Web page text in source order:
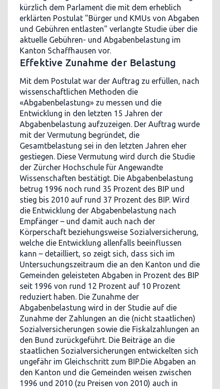
kürzlich dem Parlament die mit dem erheblich
erklärten Postulat "Bürger und KMUs von Abgaben
und Gebühren entlasten" verlangte Studie über die
aktuelle Gebühren- und Abgabenbelastung im
Kanton Schaffhausen vor.
Effektive Zunahme der Belastung
Mit dem Postulat war der Auftrag zu erfüllen, nach
wissenschaftlichen Methoden die
«Abgabenbelastung» zu messen und die
Entwicklung in den letzten 15 Jahren der
Abgabenbelastung aufzuzeigen. Der Auftrag wurde
mit der Vermutung begründet, die
Gesamtbelastung sei in den letzten Jahren eher
gestiegen. Diese Vermutung wird durch die Studie
der Zürcher Hochschule für Angewandte
Wissenschaften bestätigt. Die Abgabenbelastung
betrug 1996 noch rund 35 Prozent des BIP und
stieg bis 2010 auf rund 37 Prozent des BIP. Wird
die Entwicklung der Abgabenbelastung nach
Empfänger – und damit auch nach der
Körperschaft beziehungsweise Sozialversicherung,
welche die Entwicklung allenfalls beeinflussen
kann – detailliert, so zeigt sich, dass sich im
Untersuchungszeitraum die an den Kanton und die
Gemeinden geleisteten Abgaben in Prozent des BIP
seit 1996 von rund 12 Prozent auf 10 Prozent
reduziert haben. Die Zunahme der
Abgabenbelastung wird in der Studie auf die
Zunahme der Zahlungen an die (nicht staatlichen)
Sozialversicherungen sowie die Fiskalzahlungen an
den Bund zurückgeführt. Die Beiträge an die
staatlichen Sozialversicherungen entwickelten sich
ungefähr im Gleichschritt zum BIP.Die Abgaben an
den Kanton und die Gemeinden weisen zwischen
1996 und 2010 (zu Preisen von 2010) auch in